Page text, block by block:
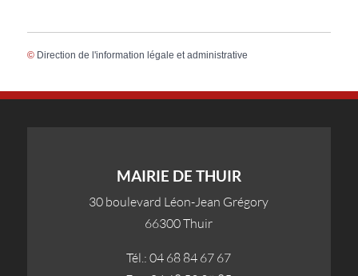
© Direction de l'information légale et administrative
MAIRIE DE THUIR
30 boulevard Léon-Jean Grégory
66300 Thuir
Tél.: 04 68 84 67 67